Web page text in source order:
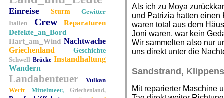
Einreise Sturm
Gewitter
Italien
Crew
Reparaturen
Defekte_an_Bord
Hart_am_Wind Nachtwache
Griechenland
Geschichte
Schwell Brücke Instandhaltung
Wandern
Landabenteuer
Vulkan
Werft
Mittelmeer, Griechenland,
Als ich zu Moya
und Patrizia hatten
waren total aus dem
Joni waren, war kein
Wir sammelten also nur
uns direkt unter die
Sandstrand,
Mit reparierter Maschine